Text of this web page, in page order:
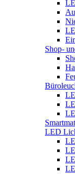
Shop-
LED